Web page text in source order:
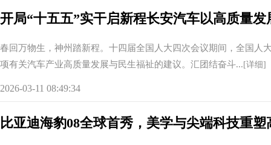
开局“十五五”实干启新程长安汽车以高质量
春回万物生，神州踏新程。十四届全国人大四次会议期间，全国人
项有关汽车产业高质量发展与民生福祉的建议。汇团结奋斗... [详细]
2026-03-11 08:49:34
比亚迪海豹08全球首秀，美学与尖端科技重